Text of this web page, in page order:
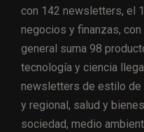
con 142 newsletters, el
negocios y finanzas,
general suma 98
tecnología y ciencia
newsletters de estilo de
y regional, salud y
sociedad, medio